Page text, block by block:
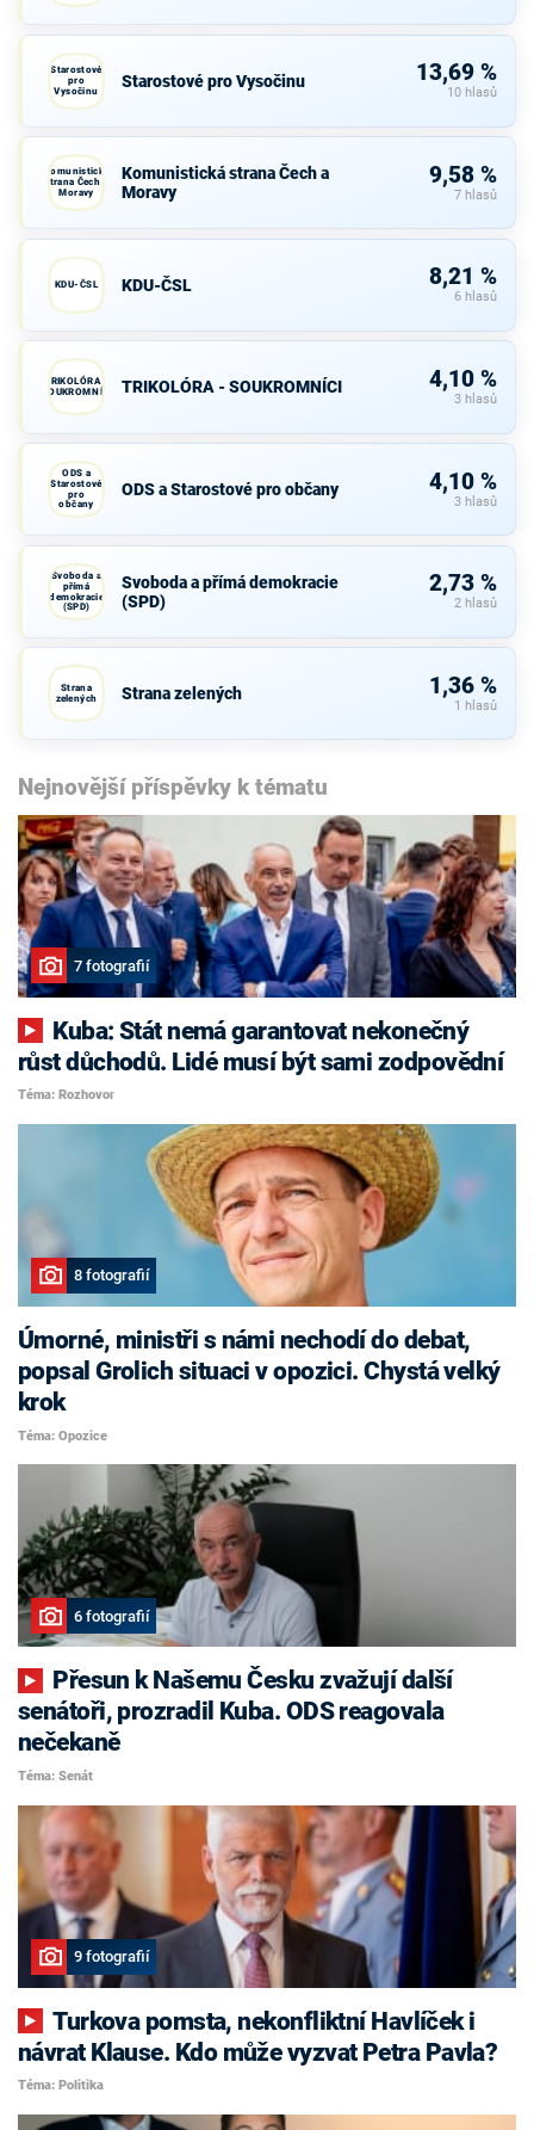
Starostové
pro
Vysočinu
Starostové pro Vysočinu 13,69 %
10 hlasů
Komunistická
strana Čech a
Moravy
Komunistická strana Čech a
Moravy
9,58 %
7 hlasů
KDU-ČSL KDU-ČSL 8,21 %
6 hlasů
TRIKOLÓRA -
SOUKROMNÍCI
TRIKOLÓRA - SOUKROMNÍCI 4,10 %
3 hlasů
ODS a
Starostové
pro
občany
ODS a Starostové pro občany 4,10 %
3 hlasů
Svoboda a
přímá
demokracie
(SPD)
Svoboda a přímá demokracie
(SPD)
2,73 %
2 hlasů
Strana
zelených
Strana zelených 1,36 %
1 hlasů
Nejnovější příspěvky k tématu
7 fotografií
růst důchodů. Lidé musí být sami zodpovědní
Téma: Rozhovor
8 fotografií
Úmorné, ministři s námi nechodí do debat,
popsal Grolich situaci v opozici. Chystá velký
krok
Téma: Opozice
6 fotografií
senátoři, prozradil Kuba. ODS reagovala
nečekaně
Téma: Senát
9 fotografií
Turkova pomsta, nekonfliktní Havlíček i
návrat Klause. Kdo může vyzvat Petra Pavla?
Téma: Politika